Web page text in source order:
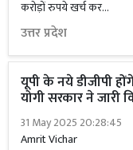
करोड़ों रुपये खर्च कर...
उत्तर प्रदेश
यूपी के नये डीजीपी
योगी सरकार ने जारी
31 May 2025 20:28:45
Amrit Vichar